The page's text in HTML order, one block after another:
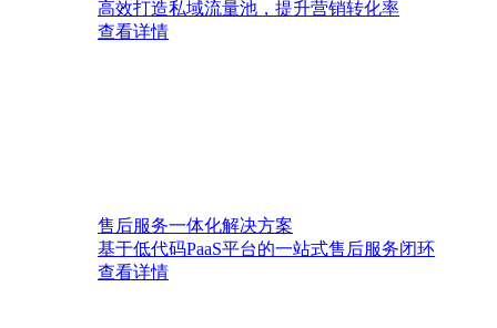
高效打造私域流量池，提升营销转化率
查看详情
售后服务一体化解决方案
基于低代码PaaS平台的一站式售后服务闭环
查看详情